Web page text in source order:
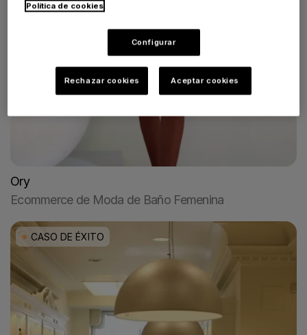
Ory
Ecommerce de Moda de Baño Femenina
CASO DE ÉXITO
Política de cookies
Configurar
Rechazar cookies Aceptar cookies